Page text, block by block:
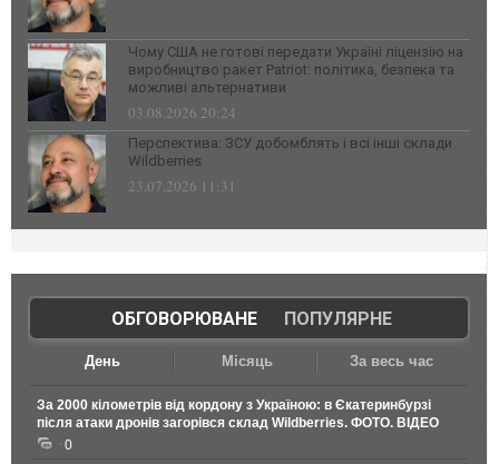
Чому США не готові передати Україні ліцензію на
виробництво ракет Patriot: політика, безпека та
можливі альтернативи
03.08.2026 20:24
Перспектива: ЗСУ добомблять і всі інші склади
Wildberries
23.07.2026 11:31
ОБГОВОРЮВАНЕ| ПОПУЛЯРНЕ
День Місяць За весь час
За 2000 кілометрів від кордону з Україною: в Єкатеринбурзі
після атаки дронів загорівся склад Wildberries. ФОТО. ВІДЕО
0